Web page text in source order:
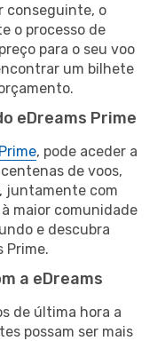
conseguinte, o
o processo de
para o seu voo
um bilhete
eDreams Prime
, pode aceder a
de voos,
juntamente com
maior comunidade
e descubra
Prime.
a eDreams
de última hora a
possam ser mais